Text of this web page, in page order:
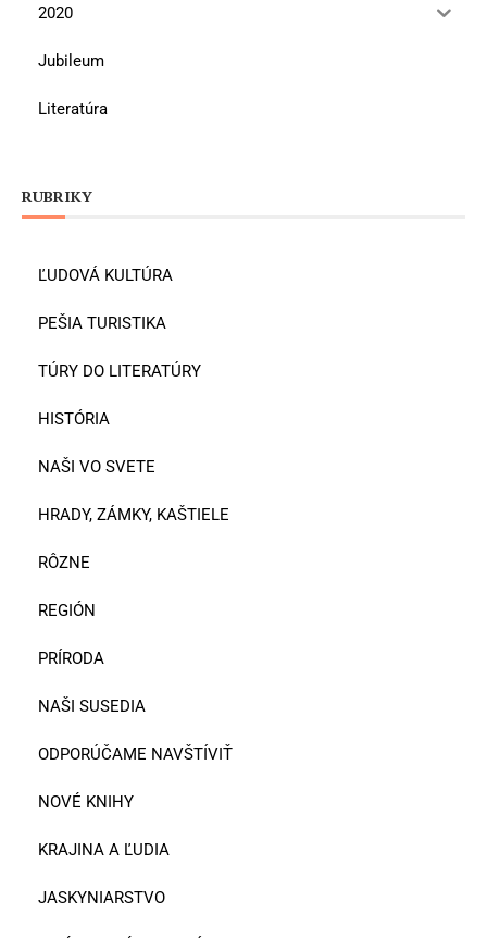
2020
Jubileum
Literatúra
RUBRIKY
ĽUDOVÁ KULTÚRA
PEŠIA TURISTIKA
TÚRY DO LITERATÚRY
HISTÓRIA
NAŠI VO SVETE
HRADY, ZÁMKY, KAŠTIELE
RÔZNE
REGIÓN
PRÍRODA
NAŠI SUSEDIA
ODPORÚČAME NAVŠTÍVIŤ
NOVÉ KNIHY
KRAJINA A ĽUDIA
JASKYNIARSTVO